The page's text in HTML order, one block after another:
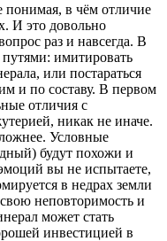
понимая, в чём отличие
И это довольно
раз и навсегда. В
имитировать
или постараться
и по составу. В первом
отличия с
никак не иначе.
Условные
будут похожи и
вы не испытаете,
в недрах земли
неповторимость и
может стать
инвестицией в